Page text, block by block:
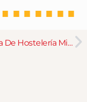
Escuela De Hostelería Miralbueno